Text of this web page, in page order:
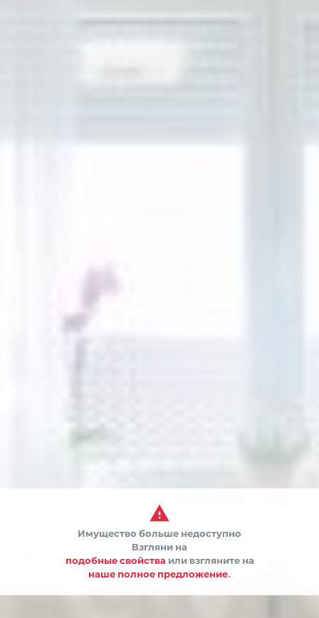

Имущество больше недоступно
Взгляни на
подобные свойства или взгляните на
наше полное предложение.